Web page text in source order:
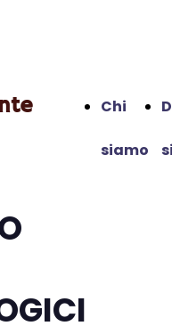
Chi
siamo